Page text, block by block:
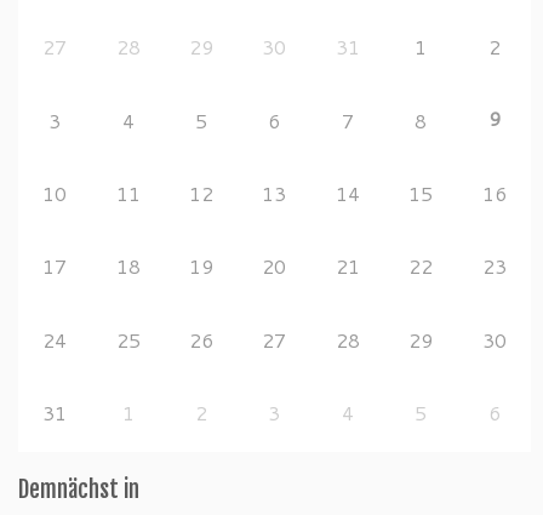
27 28 29 30 31 1 2
3 4 5 6 7 8 9
10 11 12 13 14 15 16
17 18 19 20 21 22 23
24 25 26 27 28 29 30
31 1 2 3 4 5 6
Demnächst in